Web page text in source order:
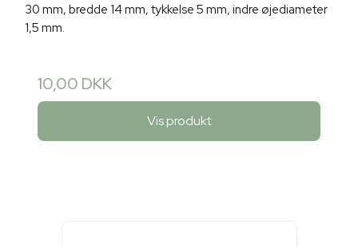
30 mm, bredde 14 mm, tykkelse 5 mm, indre øjediameter
1,5 mm.
10,00 DKK
Vis produkt